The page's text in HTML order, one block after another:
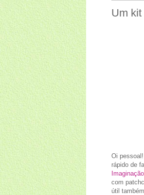
Um
Oi
rápido de
Imaginação
com
útil